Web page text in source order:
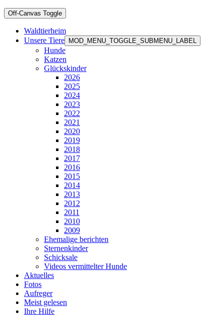
Off-Canvas Toggle
Waldtierheim
Unsere Tiere
MOD_MENU_TOGGLE_SUBMENU_LABEL
Hunde
Katzen
Glückskinder
2026
2025
2024
2023
2022
2021
2020
2019
2018
2017
2016
2015
2014
2013
2012
2011
2010
2009
Ehemalige berichten
Sternenkinder
Schicksale
Videos vermittelter Hunde
Aktuelles
Fotos
Aufreger
Meist gelesen
Ihre Hilfe